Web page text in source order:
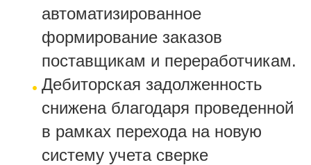
автоматизированное
формирование заказов
поставщикам и переработчикам.
Дебиторская задолженность
снижена благодаря проведенной
в рамках перехода на новую
систему учета сверке